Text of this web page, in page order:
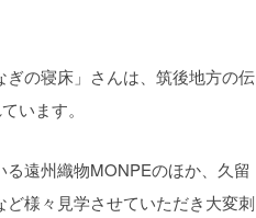
の寝床」さんは、筑後地方の伝
います。
遠州織物MONPEのほか、久留
様々見学させていただき大変刺